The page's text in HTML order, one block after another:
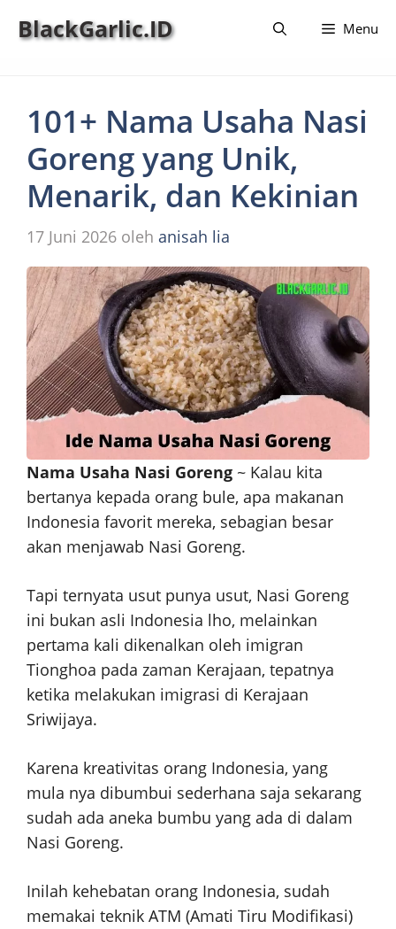
BlackGarlic.ID Menu
101+ Nama Usaha Nasi
Goreng yang Unik,
Menarik, dan Kekinian
17 Juni 2026 oleh anisah lia
Nama Usaha Nasi Goreng ~ Kalau kita
bertanya kepada orang bule, apa makanan
Indonesia favorit mereka, sebagian besar
akan menjawab Nasi Goreng.
Tapi ternyata usut punya usut, Nasi Goreng
ini bukan asli Indonesia lho, melainkan
pertama kali dikenalkan oleh imigran
Tionghoa pada zaman Kerajaan, tepatnya
ketika melakukan imigrasi di Kerajaan
Sriwijaya.
Karena kreativitas orang Indonesia, yang
mula nya dibumbui sederhana saja sekarang
sudah ada aneka bumbu yang ada di dalam
Nasi Goreng.
Inilah kehebatan orang Indonesia, sudah
memakai teknik ATM (Amati Tiru Modifikasi)